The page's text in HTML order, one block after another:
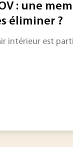
toujours plus
: une
éliminer ?
intérieur est